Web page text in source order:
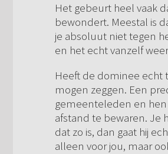
Het gebeurt heel vaak
bewondert. Meestal is
je absoluut niet tegen
en het echt vanzelf
Heeft de dominee echt
mogen zeggen. Een
gemeenteleden en
afstand te bewaren. Je
dat zo is, dan gaat hij
alleen voor jou, maar